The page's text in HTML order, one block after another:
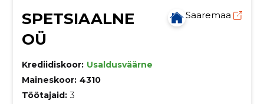
SPETSIAALNE
OÜ
Saaremaa
Krediidiskoor: Usaldusväärne
Maineskoor: 4310
Töötajaid: 3